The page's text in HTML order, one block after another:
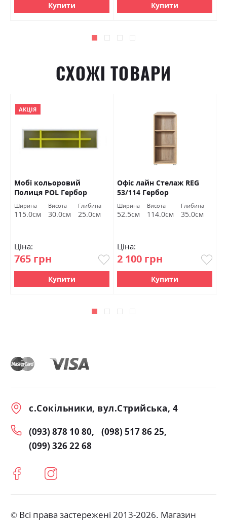
Купити Купити
СХОЖІ ТОВАРИ
АКЦІЯ
Мобі кольоровий
Полиця POL Гербор
Ширина
115.0см
Висота
30.0см
Глибина
25.0см
Ціна:
765 грн
Купити
Офіс лайн Стелаж REG
53/114 Гербор
Ширина
52.5см
Висота
114.0см
Глибина
35.0см
Ціна:
2 100 грн
Купити
с.Сокільники, вул.Стрийська, 4
(093) 878 10 80
(098) 517 86 25
(099) 326 22 68
© Всі права застережені 2013-2026. Магазин